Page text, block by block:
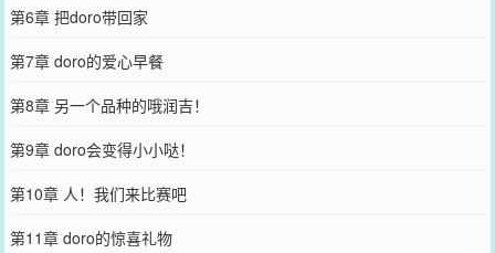
第6章 把doro带回家
第7章 doro的爱心早餐
第8章 另一个品种的哦润吉！
第9章 doro会变得小小哒！
第10章 人！我们来比赛吧
第11章 doro的惊喜礼物